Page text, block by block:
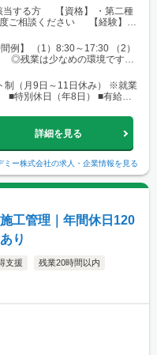
東 └東京23区 └町田・立
模原・海老名・厚木 └千葉・
たま・川越・越谷・久喜・三
須・小牧 └岐阜・各務原 └
松・沼津・御殿場 ■関西 └
姫路・加古川 └京都市・長岡
田辺・福知山・綾部・八幡 └
└広島市（安佐南区・南
当する方 【資格】 ・第二種
ご相談ください 【経験】
例】 （1）8:30～17:30 （2）
残業は少なめの環境です。
（月9日～11日休み） ※就業
■特別休日（年8日） ■有給休
詳細を見る
ミー株式会社の求人・企業情報を見る
工管理｜年間休日120
り
支援 残業20時間以内